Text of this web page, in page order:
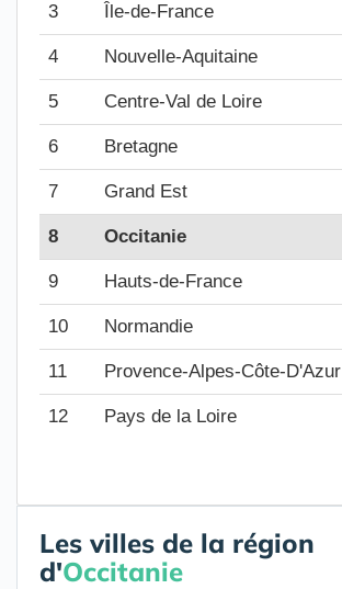
3 Île-de-France
4 Nouvelle-Aquitaine
5 Centre-Val de Loire
6 Bretagne
7 Grand Est
8 Occitanie
9 Hauts-de-France
10 Normandie
11 Provence-Alpes-Côte-D'Azur
12 Pays de la Loire
Les villes de la région
d'Occitanie